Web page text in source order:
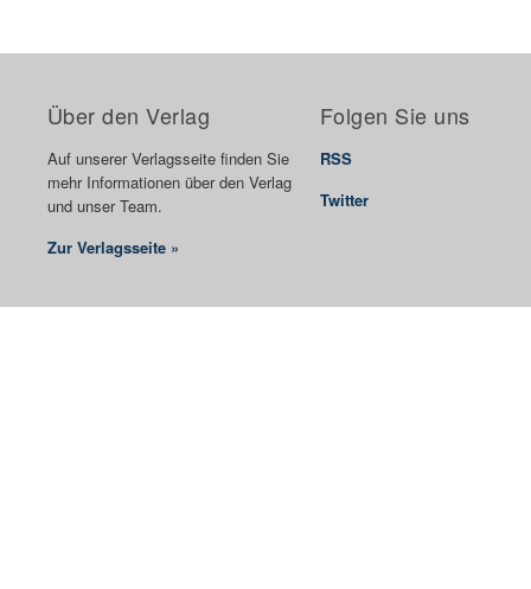
Über den Verlag
Auf unserer Verlagsseite finden Sie
mehr Informationen über den Verlag
und unser Team.
Zur Verlagsseite »
Folgen Sie uns
RSS
Twitter